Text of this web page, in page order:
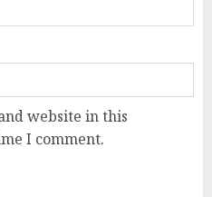
website in this
I comment.